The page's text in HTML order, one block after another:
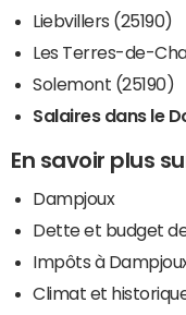
Liebvillers (25190)
Les Terres-de-
Solemont (25190)
Salaires dans le
En savoir plus
Dampjoux
Dette et budget
Impôts à
Climat et